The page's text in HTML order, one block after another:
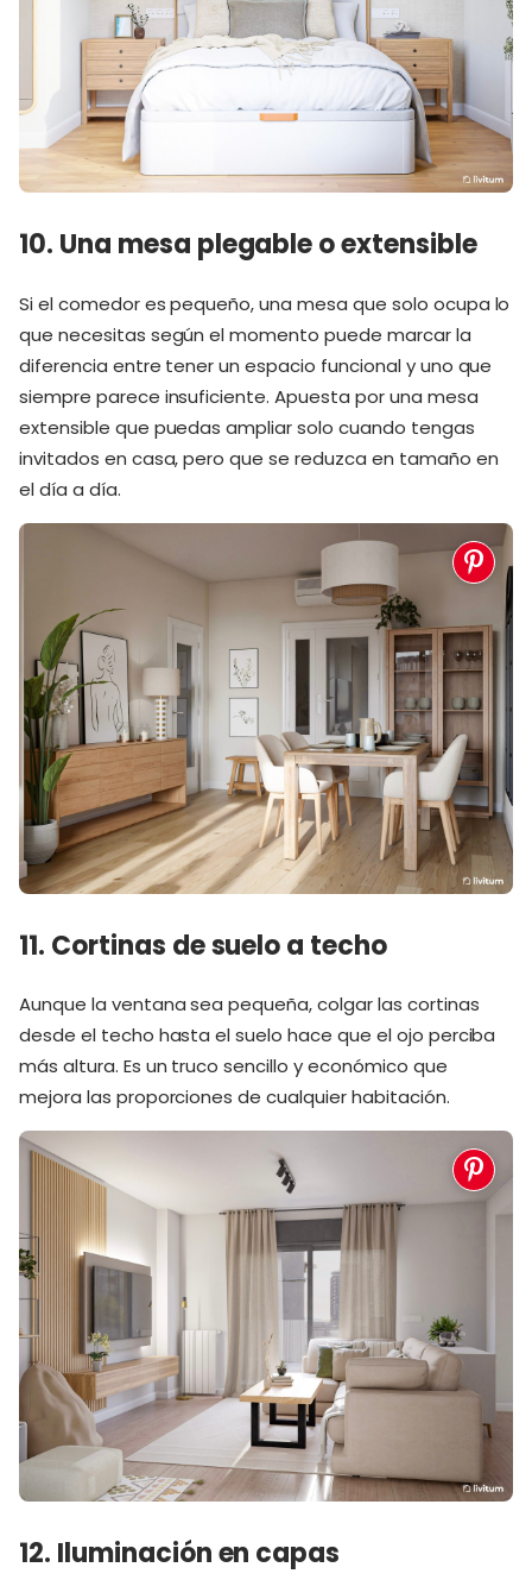
10. Una mesa plegable o extensible
Si el comedor es pequeño, una mesa que solo ocupa lo
que necesitas según el momento puede marcar la
diferencia entre tener un espacio funcional y uno que
siempre parece insuficiente. Apuesta por una mesa
extensible que puedas ampliar solo cuando tengas
invitados en casa, pero que se reduzca en tamaño en
el día a día.
11. Cortinas de suelo a techo
Aunque la ventana sea pequeña, colgar las cortinas
desde el techo hasta el suelo hace que el ojo perciba
más altura. Es un truco sencillo y económico que
mejora las proporciones de cualquier habitación.
12. Iluminación en capas